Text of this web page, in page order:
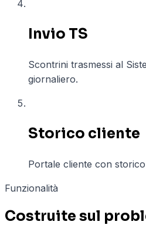
Invio TS
Scontrini trasmessi al
giornaliero.
Storico cliente
Portale cliente con
Funzionalità
Costruite sul